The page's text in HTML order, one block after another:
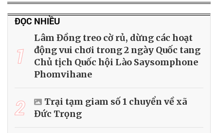
ĐỌC NHIỀU
1
Lâm Đồng treo cờ rủ, dừng các hoạt
động vui chơi trong 2 ngày Quốc tang
Chủ tịch Quốc hội Lào Saysomphone
Phomvihane
2
Trại tạm giam số 1 chuyển về xã
Đức Trọng